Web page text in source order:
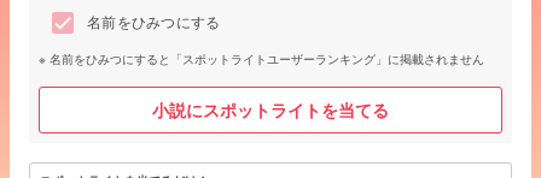
名前をひみつにする
名前をひみつにすると「スポットライトユーザーランキング」に掲載されません
小説にスポットライトを当てる